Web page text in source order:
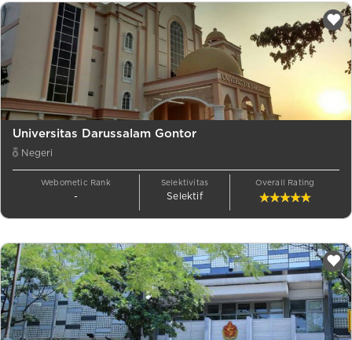
Universitas Darussalam Gontor
Negeri
Webometic Rank
-
Selektivitas
Selektif
Overall Rating